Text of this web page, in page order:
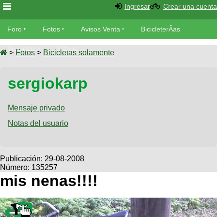
Foro
Foro
MecÃ¡nica
Fotos
SUBÃ
Galeria
Bicicletas
Viajes
Descenso
Dirt
Avisos
Ventas
SUBÃ
Buscar
Ultimos
Fotos
as
Bicicletas
Tandem
Videos
Cicloturismo
Ingresar Crear una cuenta
Foro Fotos Avisos Venta BicicleterÃ­as
Bicicletas Videos
> Fotos > Bicicletas solamente
sergiokarp
Mensaje privado
Notas del usuario
Publicación: 29-08-2008
Número: 135257
mis nenas!!!!